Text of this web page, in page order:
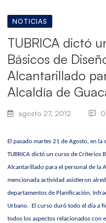
NOTICIAS
TUBRICA dictó
Básicos de
Alcantarillado
Alcaldía de
agosto 27, 2012
El pasado martes 21 de Agosto, en la
TUBRICA dictó un curso de Criterios
Alcantarillado para el personal de la
mencionada actividad asistieron
departamentos de Planificación,
Urbano. El curso duró todo el día a
todos los aspectos relacionados con